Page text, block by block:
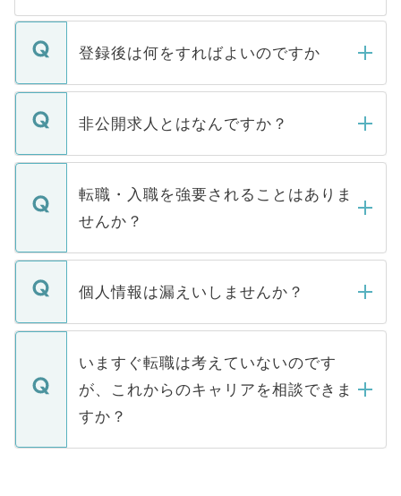
登録後は何をすればよいのですか
ご登録いただきましたら、弊社担当者がご
登録内容を確認し、その後メールもしくは
ます。通常、5営業日以内にはご連絡をせて
いただきますので、しばらくお待ちくださ
非公開求人とはなんですか？
マイナビDOCTORで取り扱っている求人の
うち約3割は、Webサイトからご覧いただ
けない「非公開求人」です。非公開求人は
下記の理由によって、一般には公開してい
ません。
■応募殺到を避けるため 人気のある医療機
関を公にしてしまうと、応募が殺到する場
に、医療機関が求める条件に合った人材の
みを人材紹介会社に依頼するケースが増え
ています。
転職・入職を強要されることはありま
せんか？
転職・入職を強要することは一切ありませ
ん。また、仮に応募先から内定をいただい
定を承諾する必要はありません。内定先へ
の辞退の連絡はキャリアパートナーが行い
個人情報は漏えいしませんか？
個人情報が漏えいすることはありませんの
で、ご安心ください。当サイトからの登録
などで収集したご登録者様の個人情報は、
ご本人のキャリアアップおよび転職活動の
支援を目的に使用いたします。お預かりし
ているすべての個人データはご本人の許可
いますぐ転職は考えていないのです
が、これからのキャリアを相談できま
すか？